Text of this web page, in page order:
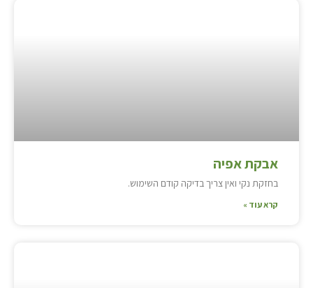
אבקת אפיה
בחזקת נקי ואין צריך בדיקה קודם השימוש.
קרא עוד »